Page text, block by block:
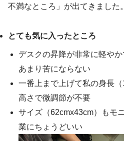
不満なところ」が出てきました。
とても気に入ったところ
デスクの昇降が非常に軽や
あまり苦にならない
一番上まで上げて私の身長
高さで微調節が不要
サイズ（62cmx43cm）もモ
業にちょうどいい